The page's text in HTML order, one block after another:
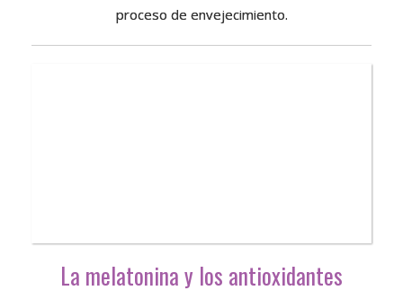
proceso de envejecimiento.
La melatonina y los antioxidantes